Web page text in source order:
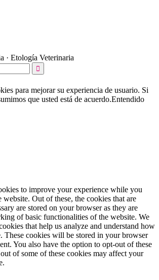
· Etología Veterinaria

para mejorar su experiencia de usuario. Si
que usted está de acuerdo.Entendido
to improve your experience while you
website. Out of these, the cookies that are
are stored on your browser as they are
of basic functionalities of the website. We
that help us analyze and understand how
These cookies will be stored in your browser
You also have the option to opt-out of these
of some of these cookies may affect your